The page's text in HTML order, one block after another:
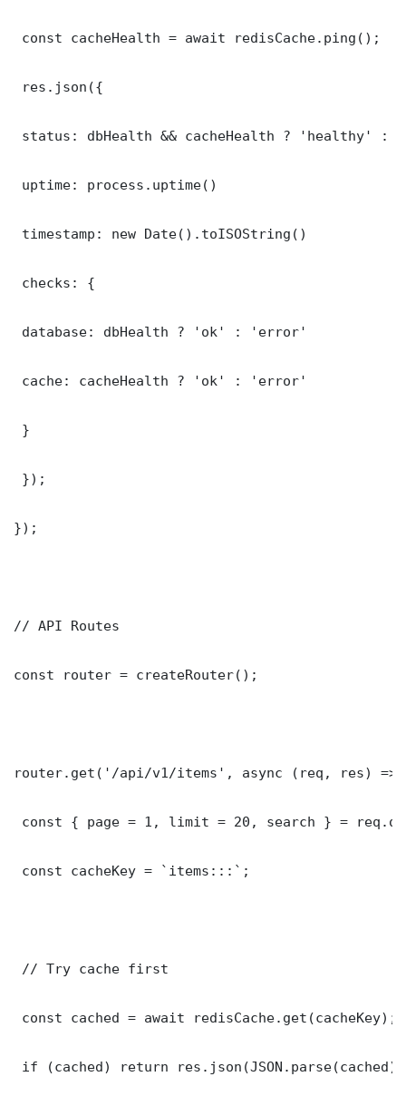
const cacheHealth = await redisCache.ping();
res.json({
status: dbHealth && cacheHealth ? 'healthy' :
uptime: process.uptime()
timestamp: new Date().toISOString()
checks: {
database: dbHealth ? 'ok' : 'error'
cache: cacheHealth ? 'ok' : 'error'
}
});
});
// API Routes
const router = createRouter();
router.get('/api/v1/items', async (req, res) =>
const { page = 1, limit = 20, search } =
const cacheKey = `items:::`;
// Try cache first
const cached = await redisCache.get(cacheKey);
if (cached) return